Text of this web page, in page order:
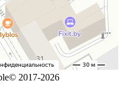
2017-2026